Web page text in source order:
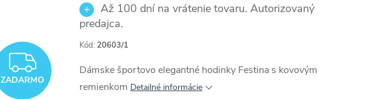
ZADARMO
ZADARMO
Až 100 dní na vrátenie tovaru. Autorizovaný
predajca.
Kód: 20603/1
Dámske športovo elegantné hodinky Festina s kovovým
remienkom Detailné informácie